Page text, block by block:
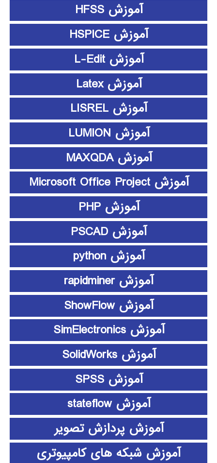
آموزش HFSS
آموزش HSPICE
آموزش L-Edit
آموزش Latex
آموزش LISREL
آموزش LUMION
آموزش MAXQDA
آموزش Microsoft Office Project
آموزش PHP
آموزش PSCAD
آموزش python
آموزش rapidminer
آموزش ShowFlow
آموزش SimElectronics
آموزش SolidWorks
آموزش SPSS
آموزش stateflow
آموزش پردازش تصویر
آموزش شبکه های کامپیوتری